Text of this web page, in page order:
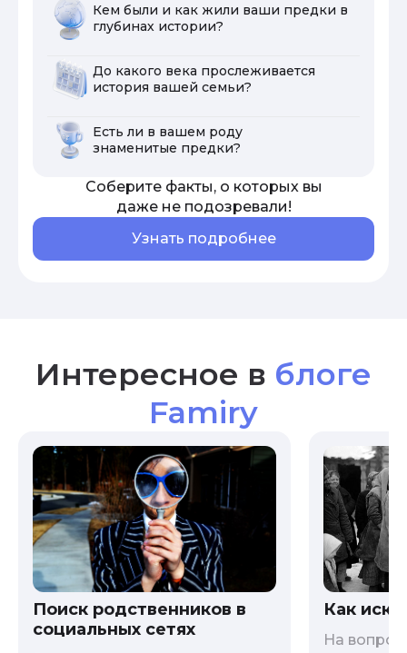
Кем были и как жили ваши предки в
глубинах истории?
До какого века прослеживается
история вашей семьи?
Есть ли в вашем роду
знаменитые предки?
Соберите факты, о которых вы
даже не подозревали!
Узнать подробнее
Интересное в блоге
Famiry
Поиск родственников в
социальных сетях
Как
На вопрос